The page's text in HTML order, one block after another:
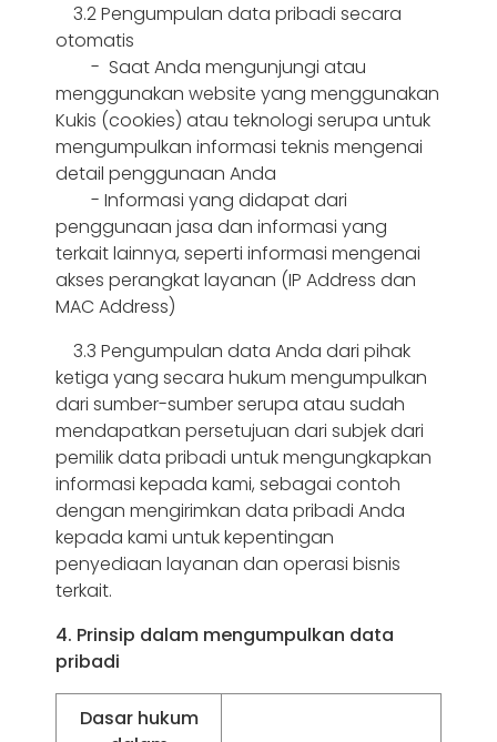
3.2 Pengumpulan data pribadi secara
otomatis
- Saat Anda mengunjungi atau
menggunakan website yang menggunakan
Kukis (cookies) atau teknologi serupa untuk
mengumpulkan informasi teknis mengenai
detail penggunaan Anda
- Informasi yang didapat dari
penggunaan jasa dan informasi yang
terkait lainnya, seperti informasi mengenai
akses perangkat layanan (IP Address dan
MAC Address)
3.3 Pengumpulan data Anda dari pihak
ketiga yang secara hukum mengumpulkan
dari sumber-sumber serupa atau sudah
mendapatkan persetujuan dari subjek dari
pemilik data pribadi untuk mengungkapkan
informasi kepada kami, sebagai contoh
dengan mengirimkan data pribadi Anda
kepada kami untuk kepentingan
penyediaan layanan dan operasi bisnis
terkait.
4. Prinsip dalam mengumpulkan data
pribadi
Dasar hukum